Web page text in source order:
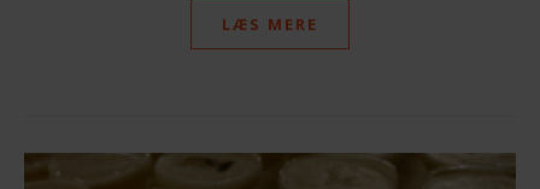
LÆS MERE